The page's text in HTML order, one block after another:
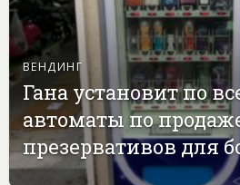
ВЕНДИНГ
Гана установит по
автоматы по
презервативов для